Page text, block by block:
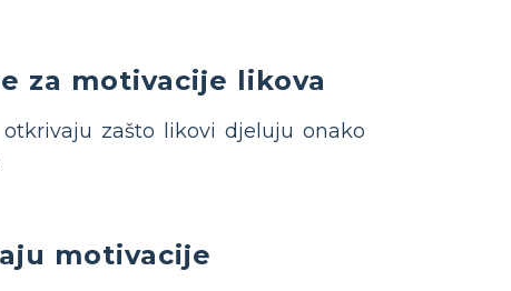
za motivacije likova
zašto likovi djeluju onako
motivacije